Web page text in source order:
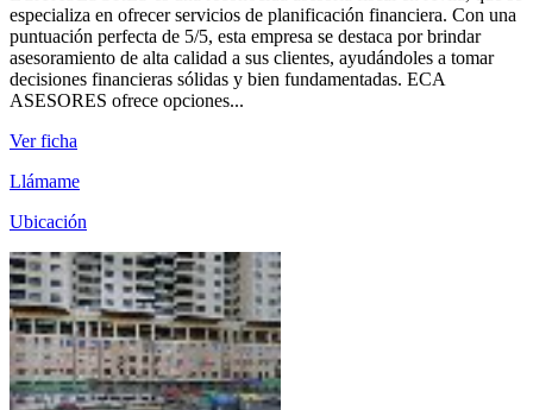
especializa en ofrecer servicios de planificación financiera. Con una
puntuación perfecta de 5/5, esta empresa se destaca por brindar
asesoramiento de alta calidad a sus clientes, ayudándoles a tomar
decisiones financieras sólidas y bien fundamentadas. ECA
ASESORES ofrece opciones...
Ver ficha
Llámame
Ubicación